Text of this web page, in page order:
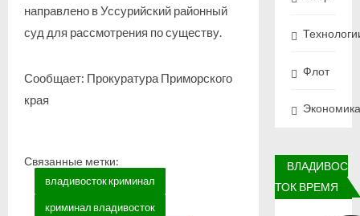
направлено в Уссурийский районный
суд для рассмотрения по существу.
Сообщает: Прокуратура Приморского
края
Связанные метки:
владивосток криминал
криминал владивосток
Флот
Экономика
ВЛАДИВОС
ТОК ВРЕМЯ